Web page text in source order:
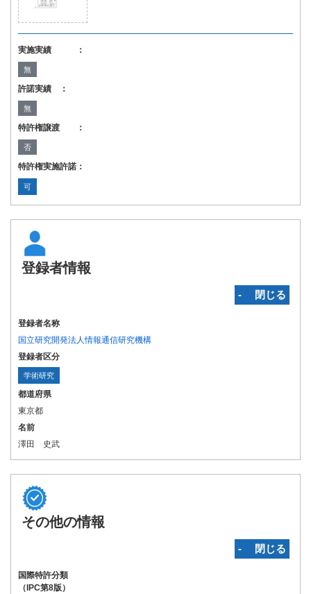
実施実績 ：
無
許諾実績 ：
無
特許権譲渡 ：
否
特許権実施許諾：
可
登録者情報
‐ 閉じる
登録者名称
国立研究開発法人情報通信研究機構
登録者区分
学術研究
都道府県
東京都
名前
澤田 史武
その他の情報
‐ 閉じる
国際特許分類
（IPC第8版）